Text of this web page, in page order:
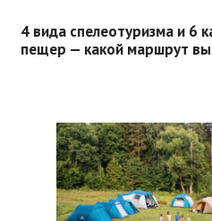
4 вида спелеотуризма и 6
пещер — какой маршрут